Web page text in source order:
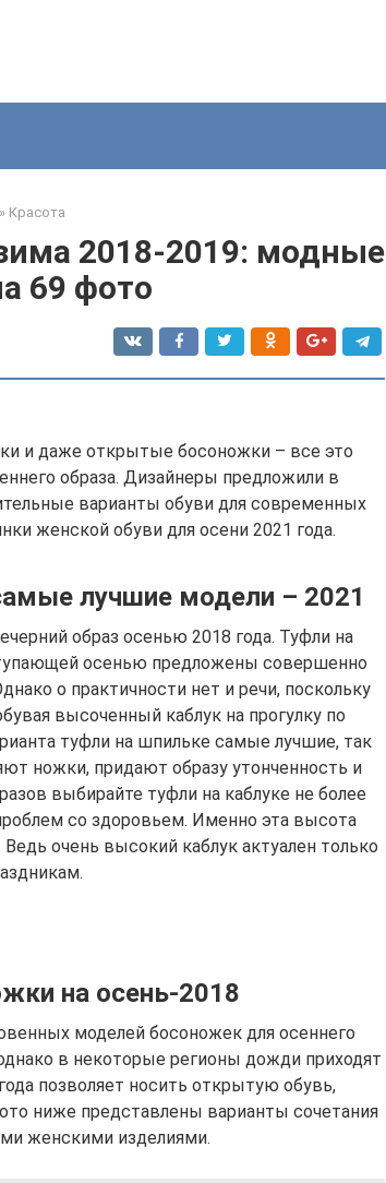
» Красота
2018-2019: модные
69 фото
и даже открытые босоножки – все это
образа. Дизайнеры предложили в
варианты обуви для современных
женской обуви для осени 2021 года.
лучшие модели – 2021
образ осенью 2018 года. Туфли на
осенью предложены совершенно
о практичности нет и речи, поскольку
высоченный каблук на прогулку по
туфли на шпильке самые лучшие, так
ножки, придают образу утонченность и
выбирайте туфли на каблуке не более
со здоровьем. Именно эта высота
очень высокий каблук актуален только
на осень-2018
моделей босоножек для осеннего
в некоторые регионы дожди приходят
позволяет носить открытую обувь,
ниже представлены варианты сочетания
женскими изделиями.